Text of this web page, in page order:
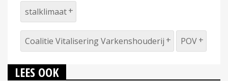
stalklimaat
Coalitie Vitalisering Varkenshouderij POV
LEES OOK